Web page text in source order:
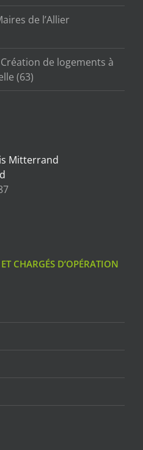
de l’Allier
Création de logements à
(63)
Mitterrand
CHARGÉS D’OPÉRATION